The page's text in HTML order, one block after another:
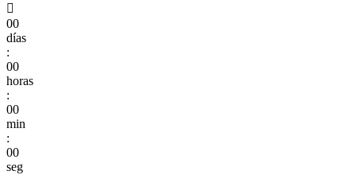

00
días
:
00
horas
:
00
min
:
00
seg